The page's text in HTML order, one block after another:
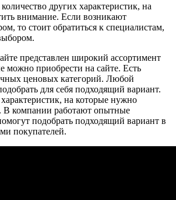
других характеристик, на
внимание. Если возникают
то стоит обратиться к специалистам,
представлен широкий ассортимент
можно приобрести на сайте. Есть
ценовых категорий. Любой
для себя подходящий вариант.
на которые нужно
В компании работают опытные
подобрать подходящий вариант в
покупателей.